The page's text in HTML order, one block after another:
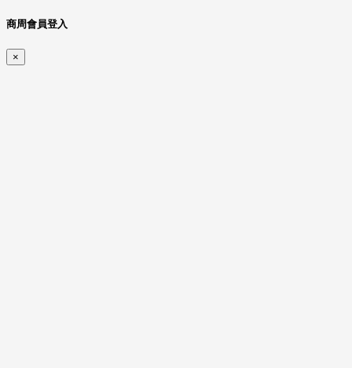
商周會員登入
×